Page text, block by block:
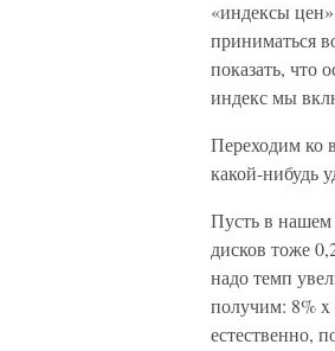
«индексы
приниматься
показать, что
индекс мы
Переходим ко
какой-нибудь
Пусть в нашем
дисков тоже
надо темп
получим: 8% x
естественно,